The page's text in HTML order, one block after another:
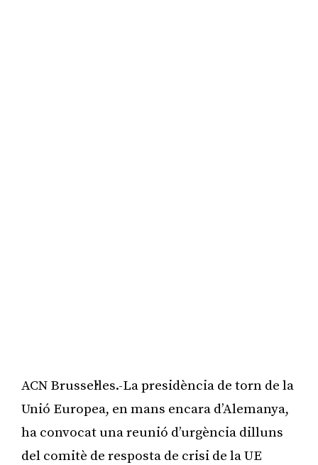
ACN Brussel·les.-La presidència de torn de la
Unió Europea, en mans encara d’Alemanya,
ha convocat una reunió d’urgència dilluns
del comitè de resposta de crisi de la UE